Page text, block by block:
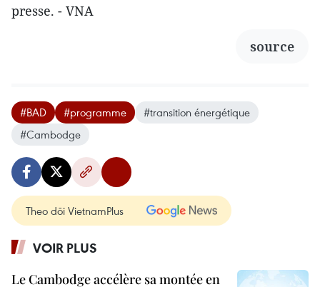
presse. - VNA
source
#BAD #programme
#transition énergétique
#Cambodge
Theo dõi VietnamPlus
VOIR PLUS
Le Cambodge accélère sa montée en